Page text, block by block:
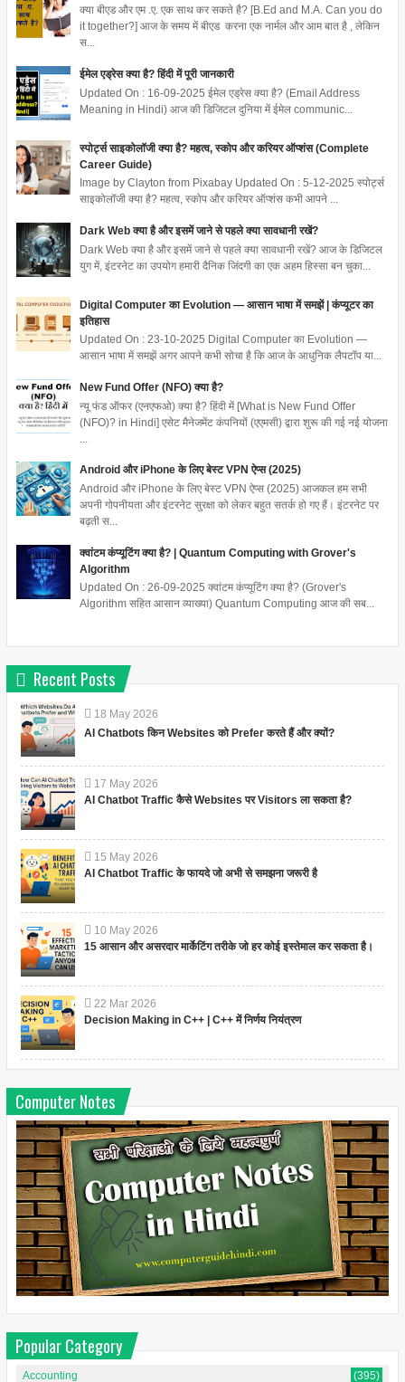
क्या बीएड और एम .ए. एक साथ कर सकते है? [B.Ed and M.A. Can you do
it together?] आज के समय में बीएड करना एक नार्मल और आम बात है , लेकिन
स...
ईमेल एड्रेस क्या है? हिंदी में पूरी जानकारी
Updated On : 16-09-2025 ईमेल एड्रेस क्या है? (Email Address
Meaning in Hindi) आज की डिजिटल दुनिया में ईमेल communic...
स्पोर्ट्स साइकोलॉजी क्या है? महत्व, स्कोप और करियर ऑप्शंस (Complete
Career Guide)
Image by Clayton from Pixabay Updated On : 5-12-2025 स्पोर्ट्स
साइकोलॉजी क्या है? महत्व, स्कोप और करियर ऑप्शंस कभी आपने ...
Dark Web क्या है और इसमें जाने से पहले क्या सावधानी रखें?
Dark Web क्या है और इसमें जाने से पहले क्या सावधानी रखें? आज के डिजिटल
युग में, इंटरनेट का उपयोग हमारी दैनिक जिंदगी का एक अहम हिस्सा बन चुका...
Digital Computer का Evolution — आसान भाषा में समझें | कंप्यूटर का
इतिहास
Updated On : 23-10-2025 Digital Computer का Evolution —
आसान भाषा में समझें अगर आपने कभी सोचा है कि आज के आधुनिक लैपटॉप या...
New Fund Offer (NFO) क्या है?
न्यू फंड ऑफर (एनएफओ) क्या है? हिंदी में [What is New Fund Offer
(NFO)? in Hindi] एसेट मैनेजमेंट कंपनियों (एएमसी) द्वारा शुरू की गई नई योजना
Android और iPhone के लिए बेस्ट VPN ऐप्स (2025)
Android और iPhone के लिए बेस्ट VPN ऐप्स (2025) आजकल हम सभी
अपनी गोपनीयता और इंटरनेट सुरक्षा को लेकर बहुत सतर्क हो गए हैं। इंटरनेट पर
बढ़ती स...
क्वांटम कंप्यूटिंग क्या है? | Quantum Computing with Grover's
Algorithm
Updated On : 26-09-2025 क्वांटम कंप्यूटिंग क्या है? (Grover's
Algorithm सहित आसान व्याख्या) Quantum Computing आज की सब...
Recent Posts
18 May 2026
AI Chatbots किन Websites को Prefer करते हैं और क्यों?
17 May 2026
AI Chatbot Traffic कैसे Websites पर Visitors ला सकता है?
15 May 2026
AI Chatbot Traffic के फायदे जो अभी से समझना जरूरी है
10 May 2026
15 आसान और असरदार मार्केटिंग तरीके जो हर कोई इस्तेमाल कर सकता है।
22 Mar 2026
Decision Making in C++ | C++ में निर्णय नियंत्रण
Computer Notes
Popular Category
Accounting (395)